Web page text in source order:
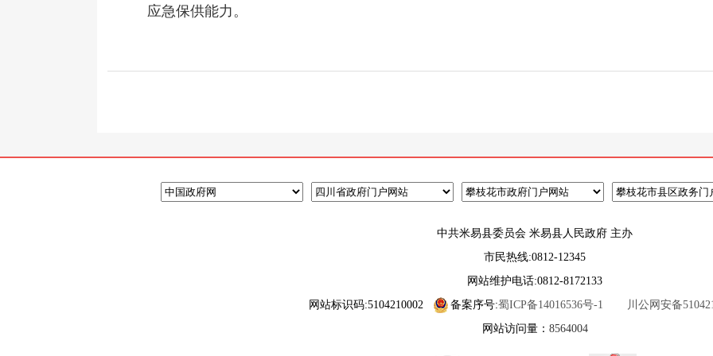
应急保供能力。
中共米易县委员会 米易县人民政府 主办
市民热线:0812-12345
网站维护电话:0812-8172133
网站标识码:5104210002
备案序号:蜀ICP备14016536号-1
川公网安备
网站访问量： 8564004